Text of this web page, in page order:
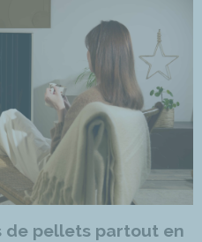
de pellets partout en